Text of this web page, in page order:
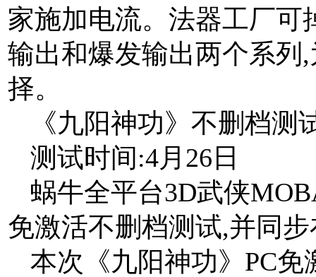
家施加电流。法器工厂可
输出和爆发输出两个系列
择。
《九阳神功》不删档测
测试时间:4月26日
蜗牛全平台3D武侠
免激活不删档测试,并同
本次《九阳神功》PC